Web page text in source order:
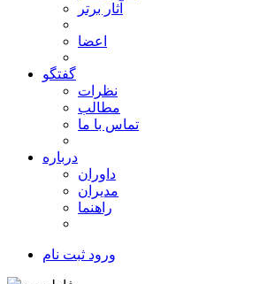
آثار برتر
اعضا
گفتگو
نظرات
مطالب
تماس با ما
درباره
داوران
مدیران
راهنما
ورود ثبت نام